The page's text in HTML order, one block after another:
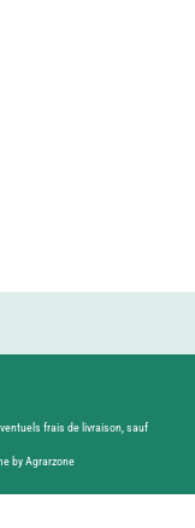
frais de livraison, sauf
by Agrarzone